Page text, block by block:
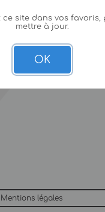
Mentions légales
ce site dans vos favoris,
mettre à jour.
OK